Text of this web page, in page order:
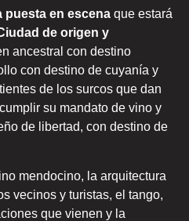
puesta en escena que estará
de origen y
ancestral con destino
con destino de cuyanía y
de los surcos que dan
su mandato de vino y
de libertad, con destino de
mendocino, la arquitectura
vecinos y turistas, el tango,
que vienen y la